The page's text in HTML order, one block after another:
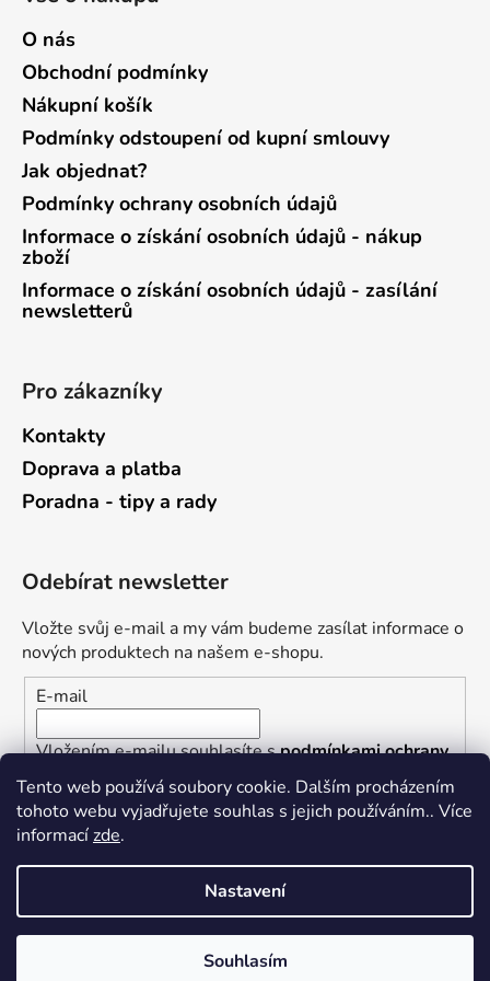
Tento web používá soubory cookie. Dalším procházením
tohoto webu vyjadřujete souhlas s jejich používáním.. Více
informacízde.
Nastavení
Souhlasím
O nás
Obchodní podmínky
Nákupní košík
Podmínky odstoupení od kupní smlouvy
Jak objednat?
Podmínky ochrany osobních údajů
Informace o získání osobních údajů - nákup
zboží
Informace o získání osobních údajů - zasílání
newsletterů
Pro zákazníky
Kontakty
Doprava a platba
Poradna - tipy a rady
Odebírat newsletter
Vložte svůj e-mail a my vám budeme zasílat informace o
nových produktech na našem e-shopu.
E-mail
Vložením e-mailu souhlasíte spodmínkami ochrany
osobních údajů
PŘIHLÁSIT SE
Vytvořil Shoptet
Železářství U Rotta